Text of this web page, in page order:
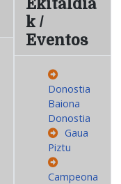
Ekitaldia
k /
Eventos
Donostia
Baiona
Donostia
Gaua
Piztu
Campeona